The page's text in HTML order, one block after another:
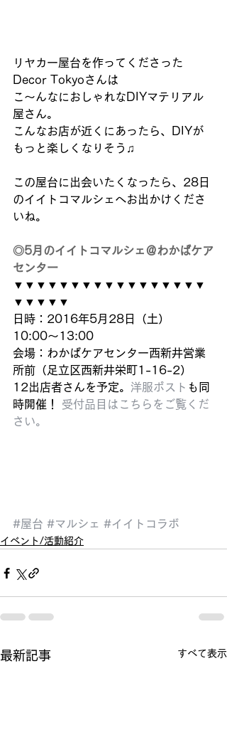
リヤカー屋台を作ってくださった
Decor Tokyoさんは
こ〜んなにおしゃれなDIYマテリアル
屋さん。
こんなお店が近くにあったら、DIYが
もっと楽しくなりそう♫
この屋台に出会いたくなったら、28日
のイイトコマルシェへお出かけくださ
いね。
◎5月のイイトコマルシェ＠わかばケア
センター
▼▼▼▼▼▼▼▼▼▼▼▼▼▼▼▼▼
▼▼▼▼▼
日時：2016年5月28日（土）
10:00〜13:00
会場：わかばケアセンター西新井営業
所前（足立区西新井栄町1-16-2）
12出店者さんを予定。 洋服ポスト も同
時開催！
受付品目はこちらをご覧くだ
さい。
#屋台 #マルシェ #イイトコラボ
イベント/活動紹介
最新記事 すべて表示